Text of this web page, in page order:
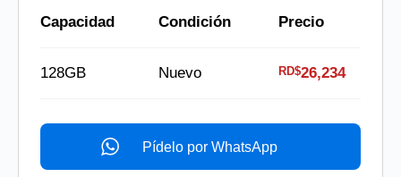
Capacidad Condición Precio
128GB Nuevo RD$26,234
Pídelo por WhatsApp